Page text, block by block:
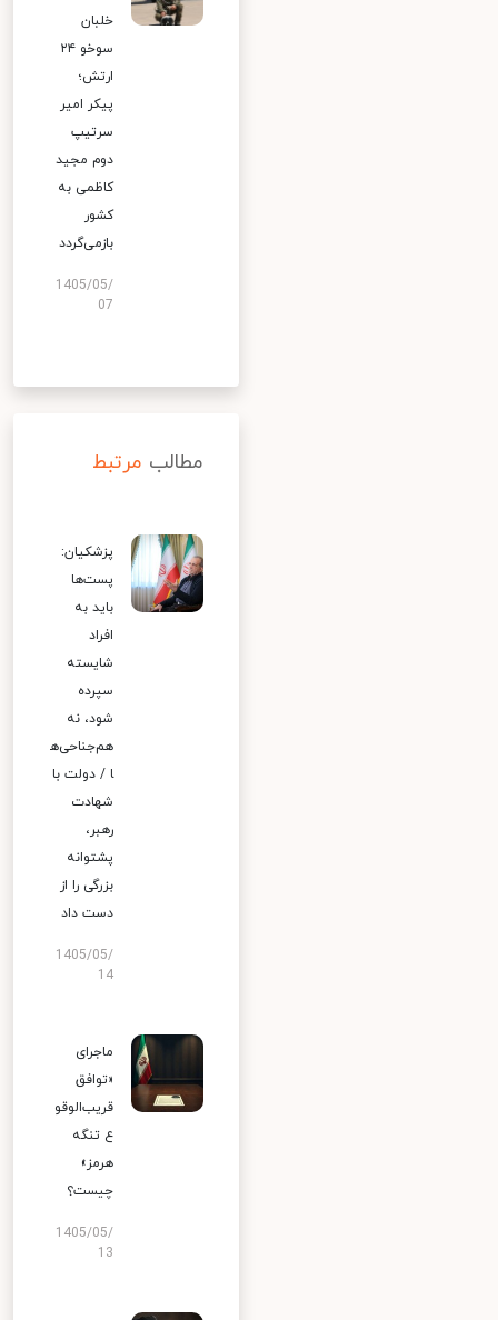
خلبان
سوخو ۲۴
ارتش؛
پیکر امیر
سرتیپ
دوم مجید
کاظمی به
کشور
بازمی‌گردد
1405/05/
07
مطالب مرتبط
پزشکیان:
پست‌ها
باید به
افراد
شایسته
سپرده
شود، نه
هم‌جناحی‌ه
ا / دولت با
شهادت
رهبر،
پشتوانه
بزرگی را از
دست داد
1405/05/
14
ماجرای
«توافق
قریب‌الوقو
ع تنگه
هرمز»
چیست؟
1405/05/
13